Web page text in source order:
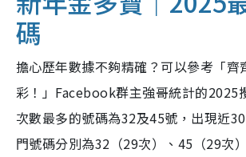
碼
擔心歷年數據不夠精確？可以參考「齊
彩！」Facebook群主強哥統計的2025
次數最多的號碼為32及45號，出現近
門號碼分別為32（29次）、45（29次